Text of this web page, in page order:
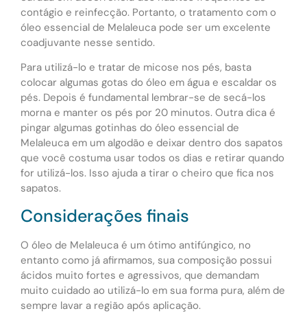
contágio e reinfecção. Portanto, o tratamento com o
óleo essencial de Melaleuca pode ser um excelente
coadjuvante nesse sentido.
Para utilizá-lo e tratar de micose nos pés, basta
colocar algumas gotas do óleo em água e escaldar os
pés. Depois é fundamental lembrar-se de secá-los
morna e manter os pés por 20 minutos. Outra dica é
pingar algumas gotinhas do óleo essencial de
Melaleuca em um algodão e deixar dentro dos sapatos
que você costuma usar todos os dias e retirar quando
for utilizá-los. Isso ajuda a tirar o cheiro que fica nos
sapatos.
Considerações finais
O óleo de Melaleuca é um ótimo antifúngico, no
entanto como já afirmamos, sua composição possui
ácidos muito fortes e agressivos, que demandam
muito cuidado ao utilizá-lo em sua forma pura, além de
sempre lavar a região após aplicação.